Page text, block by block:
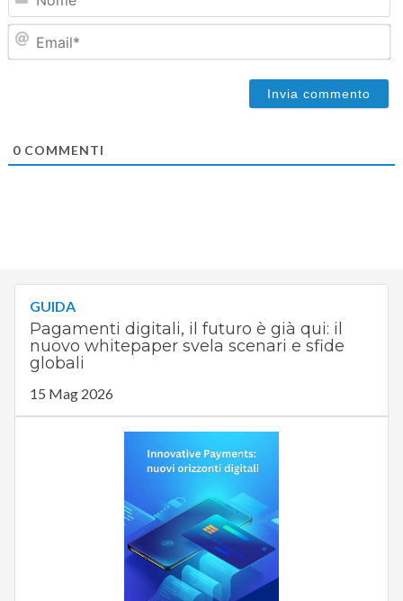
0COMMENTI
GUIDA
Pagamenti digitali, il futuro è già qui: il
nuovo whitepaper svela scenari e sfide
globali
15 Mag 2026